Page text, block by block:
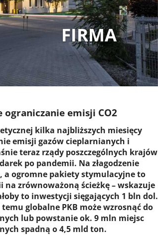
FIRMA
emisji CO2
kilka najbliższych miesięcy
emisji gazów cieplarnianych i
teraz rządy poszczególnych krajów
po pandemii. Na złagodzenie
a ogromne pakiety stymulacyjne to
zrównoważoną ścieżkę – wskazuje
to inwestycji sięgających 1 bln dol.
globalne PKB może wzrosnąć do
lub powstanie ok. 9 mln miejsc
spadną o 4,5 mld ton.